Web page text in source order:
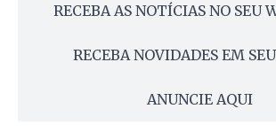
RECEBA AS NOTÍCIAS NO SEU
RECEBA NOVIDADES EM
ANUNCIE AQUI